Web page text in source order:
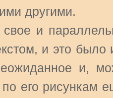
другими.
и
и это
и,
по его рисункам